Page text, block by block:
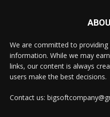
We are committed to providing
information. While we may
links, our content is always
users make the best decisions.
Contact us: